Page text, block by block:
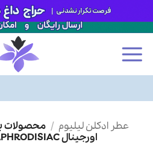
عطر ادکلن لیلیوم / محصولات
اورجینال ABSOLUTE APHRODISIAC”